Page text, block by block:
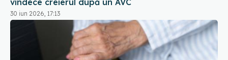
30 iun 2026, 17:13